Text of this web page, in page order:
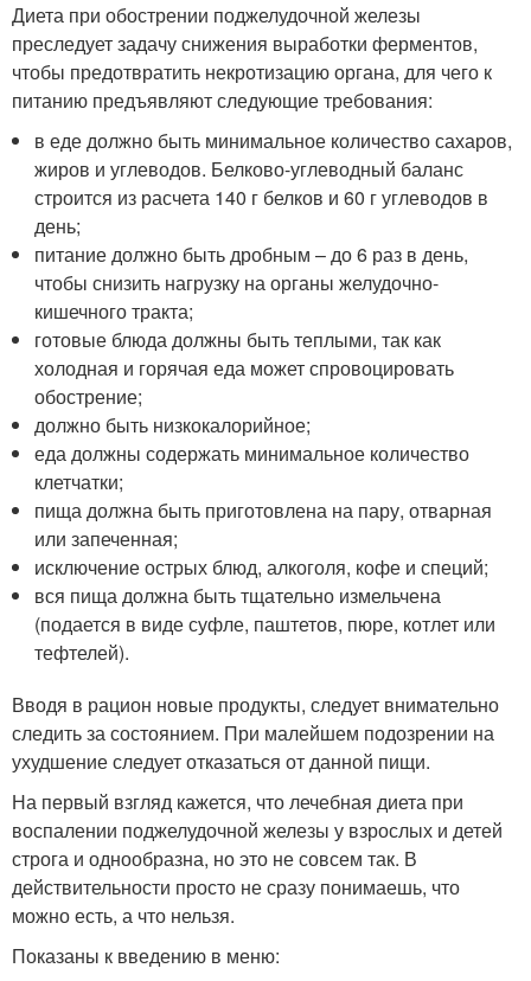
Диета при обострении поджелудочной железы
преследует задачу снижения выработки ферментов,
чтобы предотвратить некротизацию органа, для чего к
питанию предъявляют следующие требования:
в еде должно быть минимальное количество сахаров,
жиров и углеводов. Белково-углеводный баланс
строится из расчета 140 г белков и 60 г углеводов в
день;
питание должно быть дробным – до 6 раз в день,
чтобы снизить нагрузку на органы желудочно-
кишечного тракта;
готовые блюда должны быть теплыми, так как
холодная и горячая еда может спровоцировать
обострение;
должно быть низкокалорийное;
еда должны содержать минимальное количество
клетчатки;
пища должна быть приготовлена на пару, отварная
или запеченная;
исключение острых блюд, алкоголя, кофе и специй;
вся пища должна быть тщательно измельчена
(подается в виде суфле, паштетов, пюре, котлет или
тефтелей).
Вводя в рацион новые продукты, следует внимательно
следить за состоянием. При малейшем подозрении на
ухудшение следует отказаться от данной пищи.
На первый взгляд кажется, что лечебная диета при
воспалении поджелудочной железы у взрослых и детей
строга и однообразна, но это не совсем так. В
действительности просто не сразу понимаешь, что
можно есть, а что нельзя.
Показаны к введению в меню: